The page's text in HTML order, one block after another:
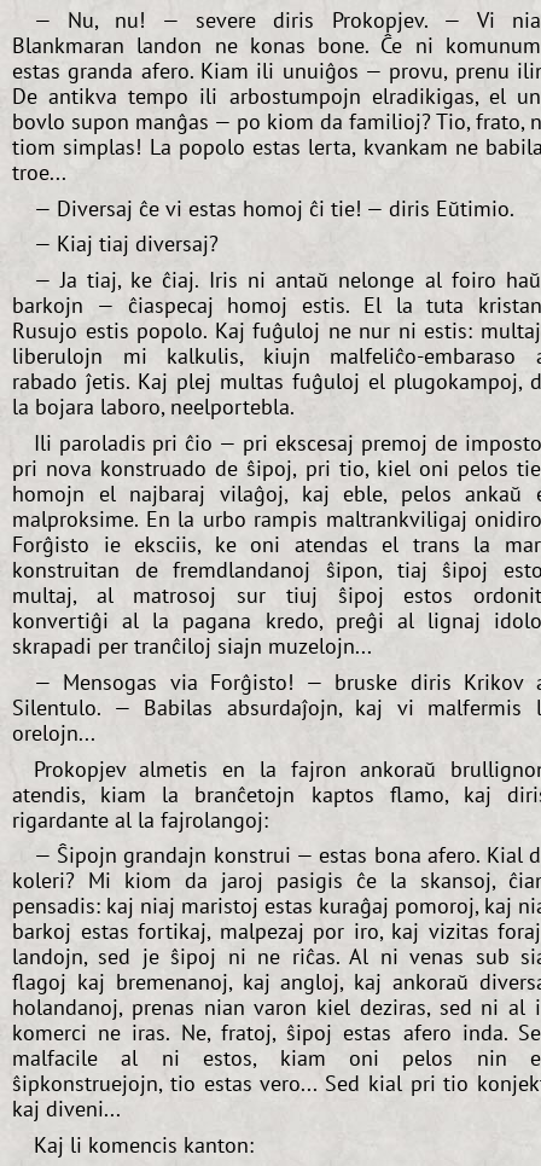
— Nu, nu! — severe diris Prokopjev. — Vi
Blankmaran landon ne konas bone. Ĉe ni
estas granda afero. Kiam ili unuiĝos — provu, prenu
De antikva tempo ili arbostumpojn elradikigas, el
bovlo supon manĝas — po kiom da familioj? Tio, frato,
tiom simplas! La popolo estas lerta, kvankam ne
troe...
— Diversaj ĉe vi estas homoj ĉi tie! — diris Eŭtimio.
— Kiaj tiaj diversaj?
— Ja tiaj, ke ĉiaj. Iris ni antaŭ nelonge al foiro
barkojn — ĉiaspecaj homoj estis. El la tuta
Rusujo estis popolo. Kaj fuĝuloj ne nur ni estis:
liberulojn mi kalkulis, kiujn malfeliĉo-embaraso
rabado ĵetis. Kaj plej multas fuĝuloj el plugokampoj,
la bojara laboro, neelportebla.
Ili paroladis pri ĉio — pri ekscesaj premoj de
pri nova konstruado de ŝipoj, pri tio, kiel oni pelos
homojn el najbaraj vilaĝoj, kaj eble, pelos ankaŭ
malproksime. En la urbo rampis maltrankviligaj
Forĝisto ie eksciis, ke oni atendas el trans la
konstruitan de fremdlandanoj ŝipon, tiaj ŝipoj
multaj, al matrosoj sur tiuj ŝipoj estos
konvertiĝi al la pagana kredo, preĝi al lignaj
skrapadi per tranĉiloj siajn muzelojn...
— Mensogas via Forĝisto! — bruske diris Krikov
Silentulo. — Babilas absurdaĵojn, kaj vi malfermis
orelojn...
Prokopjev almetis en la fajron ankoraŭ
atendis, kiam la branĉetojn kaptos flamo, kaj
rigardante al la fajrolangoj:
— Ŝipojn grandajn konstrui — estas bona afero. Kial
koleri? Mi kiom da jaroj pasigis ĉe la skansoj,
pensadis: kaj niaj maristoj estas kuraĝaj pomoroj, kaj
barkoj estas fortikaj, malpezaj por iro, kaj vizitas
landojn, sed je ŝipoj ni ne riĉas. Al ni venas sub
flagoj kaj bremenanoj, kaj angloj, kaj ankoraŭ
holandanoj, prenas nian varon kiel deziras, sed ni al
komerci ne iras. Ne, fratoj, ŝipoj estas afero inda.
malfacile al ni estos, kiam oni pelos nin
ŝipkonstruejojn, tio estas vero... Sed kial pri tio
kaj diveni...
Kaj li komencis kanton: